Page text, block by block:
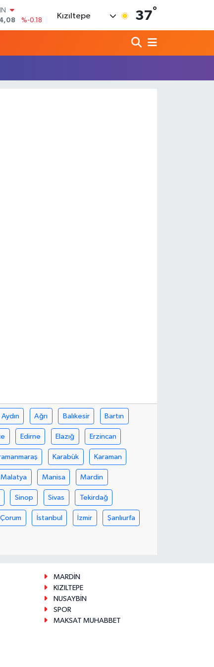
%-0.18
%0.38
Kızıltepe 37°
Aydın Ağrı Balıkesir Bartın
Edirne Elazığ Erzincan
Karabük Karaman
Malatya Manisa Mardin
Sinop Sivas Tekirdağ
Çorum İstanbul İzmir Şanlıurfa
MARDİN
KIZILTEPE
NUSAYBİN
SPOR
MAKSAT MUHABBET